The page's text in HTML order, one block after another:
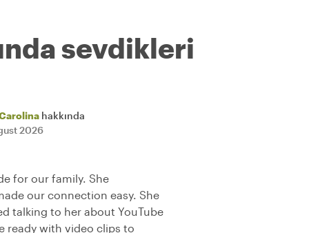
sevdikleri
hakkında
2026
for our family. She
our connection easy. She
talking to her about YouTube
ready with video clips to